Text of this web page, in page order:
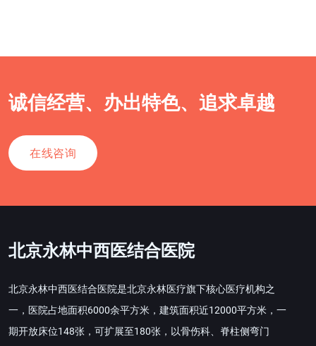
诚信经营、办出特色、追求卓越
在线咨询
北京永林中西医结合医院
北京永林中西医结合医院是北京永林医疗旗下核心医疗机构之
一，医院占地面积6000余平方米，建筑面积近12000平方米，一
期开放床位148张，可扩展至180张，以骨伤科、脊柱侧弯门